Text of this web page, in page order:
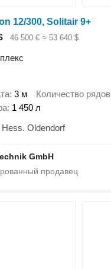
12/300, Solitair 9+
46 500 € ≈ 53 640 $
3 м Количество рядов
1 450 л
Hess. Oldendorf
GmbH